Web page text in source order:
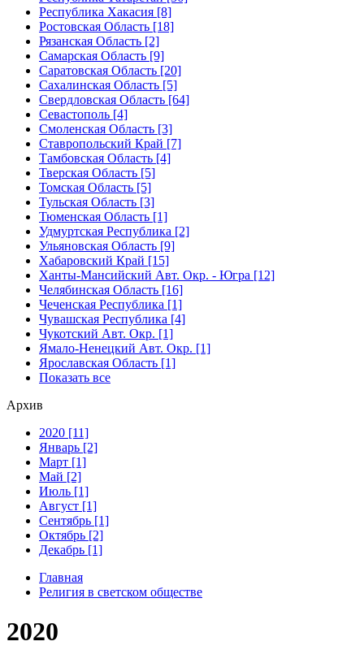
Республика Хакасия [8]
Ростовская Область [18]
Рязанская Область [2]
Самарская Область [9]
Саратовская Область [20]
Сахалинская Область [5]
Свердловская Область [64]
Севастополь [4]
Смоленская Область [3]
Ставропольский Край [7]
Тамбовская Область [4]
Тверская Область [5]
Томская Область [5]
Тульская Область [3]
Тюменская Область [1]
Удмуртская Республика [2]
Ульяновская Область [9]
Хабаровский Край [15]
Ханты-Мансийский Авт. Окр. - Югра [12]
Челябинская Область [16]
Чеченская Республика [1]
Чувашская Республика [4]
Чукотский Авт. Окр. [1]
Ямало-Ненецкий Авт. Окр. [1]
Ярославская Область [1]
Показать все
Архив
2020 [11]
Январь [2]
Март [1]
Май [2]
Июль [1]
Август [1]
Сентябрь [1]
Октябрь [2]
Декабрь [1]
Главная
Религия в светском обществе
2020